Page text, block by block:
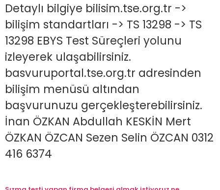
Detaylı bilgiye bilisim.tse.org.tr ->
bilişim standartları -> TS 13298 -> TS
13298 EBYS Test Süreçleri yolunu
izleyerek ulaşabilirsiniz.
basvuruportal.tse.org.tr adresinden
bilişim menüsü altından
başvurunuzu gerçekleşterebilirsiniz.
İnan ÖZKAN Abdullah KESKİN Mert
ÖZKAN ÖZCAN Sezen Selin ÖZCAN 0312
416 6374